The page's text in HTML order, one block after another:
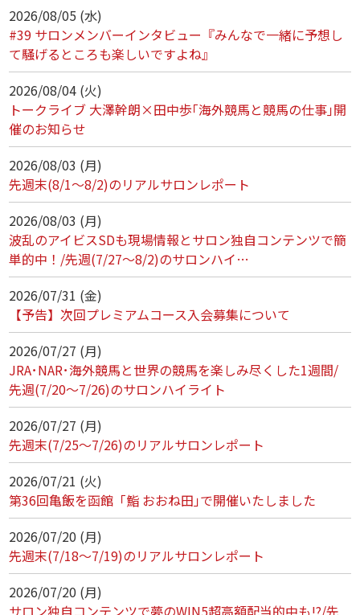
2026/08/05 (水)
#39 サロンメンバーインタビュー『みんなで一緒に予想し
て騒げるところも楽しいですよね』
2026/08/04 (火)
トークライブ 大澤幹朗×田中歩｢海外競馬と競馬の仕事｣開
催のお知らせ
2026/08/03 (月)
先週末(8/1～8/2)のリアルサロンレポート
2026/08/03 (月)
波乱のアイビスSDも現場情報とサロン独自コンテンツで簡
単的中！/先週(7/27～8/2)のサロンハイ…
2026/07/31 (金)
【予告】次回プレミアムコース入会募集について
2026/07/27 (月)
JRA･NAR･海外競馬と世界の競馬を楽しみ尽くした1週間/
先週(7/20～7/26)のサロンハイライト
2026/07/27 (月)
先週末(7/25～7/26)のリアルサロンレポート
2026/07/21 (火)
第36回亀飯を函館「鮨 おおね田｣で開催いたしました
2026/07/20 (月)
先週末(7/18～7/19)のリアルサロンレポート
2026/07/20 (月)